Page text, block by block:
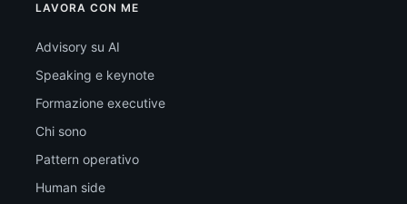
LAVORA CON ME
Advisory su AI
Speaking e keynote
Formazione executive
Chi sono
Pattern operativo
Human side